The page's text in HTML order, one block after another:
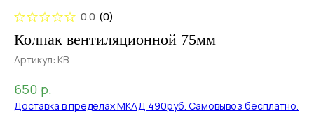
0.0 (0)
Колпак вентиляционной 75мм
Артикул: КВ
650 р.
Доставка в пределах МКАД 490руб. Самовывоз бесплатно.